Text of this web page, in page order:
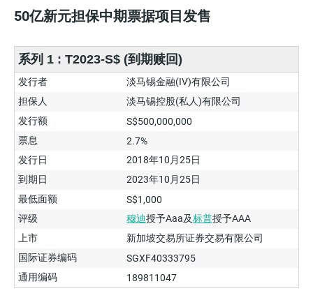
50亿新元担保中期票据项目发售
系列 1 : T2023-S$ (到期赎回)
发行者
淡马锡金融(IV)有限公司
担保人
淡马锡控股(私人)有限公司
发行额
S$500,000,000
票息
2.7%
发行日
2018年10月25日
到期日
2023年10月25日
最低面额
S$1,000
评级
穆迪授予Aaa及标普授予AAA
上市
新加坡交易所证券交易有限公司
国际证券编码
SGXF40333795
通用编码
189811047